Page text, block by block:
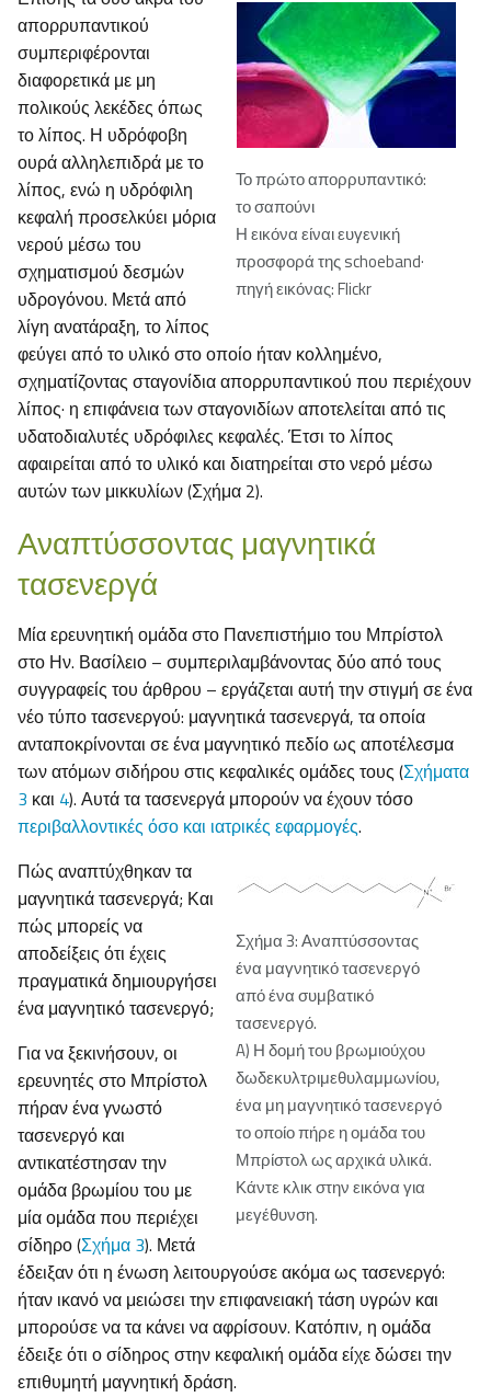
Το πρώτο απορρυπαντικό:
το σαπούνι
Η εικόνα είναι ευγενική
προσφορά της schoeband·
πηγή εικόνας: Flickr
απορρυπαντικού
συμπεριφέρονται
διαφορετικά με μη
πολικούς λεκέδες όπως
το λίπος. Η υδρόφοβη
ουρά αλληλεπιδρά με το
λίπος, ενώ η υδρόφιλη
κεφαλή προσελκύει μόρια
νερού μέσω του
σχηματισμού δεσμών
υδρογόνου. Μετά από
λίγη ανατάραξη, το λίπος
φεύγει από το υλικό στο οποίο ήταν κολλημένο,
σχηματίζοντας σταγονίδια απορρυπαντικού που περιέχουν
λίπος· η επιφάνεια των σταγονιδίων αποτελείται από τις
υδατοδιαλυτές υδρόφιλες κεφαλές. Έτσι το λίπος
αφαιρείται από το υλικό και διατηρείται στο νερό μέσω
αυτών των μικκυλίων (Σχήμα 2).
Αναπτύσσοντας μαγνητικά
τασενεργά
Μία ερευνητική ομάδα στο Πανεπιστήμιο του Μπρίστολ
στο Ην. Βασίλειο – συμπεριλαμβάνοντας δύο από τους
συγγραφείς του άρθρου – εργάζεται αυτή την στιγμή σε ένα
νέο τύπο τασενεργού: μαγνητικά τασενεργά, τα οποία
ανταποκρίνονται σε ένα μαγνητικό πεδίο ως αποτέλεσμα
των ατόμων σιδήρου στις κεφαλικές ομάδες τους (Σχήματα
3 και 4). Αυτά τα τασενεργά μπορούν να έχουν τόσο
περιβαλλοντικές όσο και ιατρικές εφαρμογές.
Σχήμα 3: Αναπτύσσοντας
ένα μαγνητικό τασενεργό
από ένα συμβατικό
τασενεργό.
A) Η δομή του βρωμιούχου
δωδεκυλτριμεθυλαμμωνίου,
ένα μη μαγνητικό τασενεργό
το οποίο πήρε η ομάδα του
Μπρίστολ ως αρχικά υλικά.
Κάντε κλικ στην εικόνα για
μεγέθυνση.
Πώς αναπτύχθηκαν τα
μαγνητικά τασενεργά; Και
πώς μπορείς να
αποδείξεις ότι έχεις
πραγματικά δημιουργήσει
ένα μαγνητικό τασενεργό;
Για να ξεκινήσουν, οι
ερευνητές στο Μπρίστολ
πήραν ένα γνωστό
τασενεργό και
αντικατέστησαν την
ομάδα βρωμίου του με
μία ομάδα που περιέχει
σίδηρο (Σχήμα 3). Μετά
έδειξαν ότι η ένωση λειτουργούσε ακόμα ως τασενεργό:
ήταν ικανό να μειώσει την επιφανειακή τάση υγρών και
μπορούσε να τα κάνει να αφρίσουν. Κατόπιν, η ομάδα
έδειξε ότι ο σίδηρος στην κεφαλική ομάδα είχε δώσει την
επιθυμητή μαγνητική δράση.